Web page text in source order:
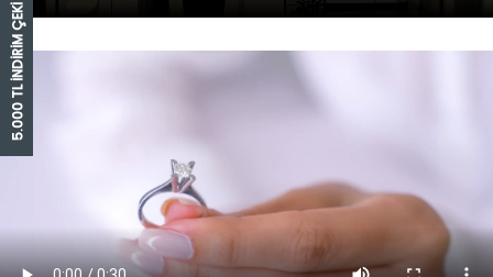
5.000 TL İNDİRİM ÇEKİ